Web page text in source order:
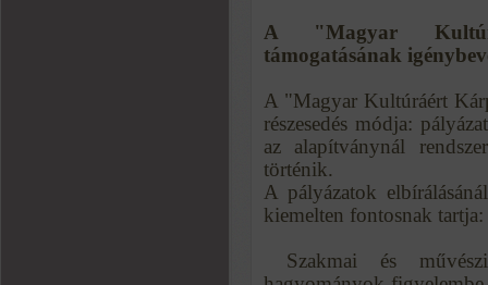
A "Magyar
támogatásának
A "Magyar Kultúráért
részesedés módja:
az alapítványnál
történik.
A pályázatok
kiemelten fontosnak tartja:
 Szakmai és